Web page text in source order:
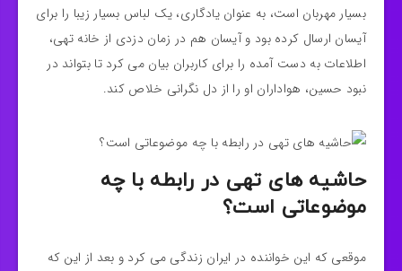
بسیار مهربان است، به عنوان یادگاری، یک لباس بسیار زیبا را برای
آیسان ارسال کرده بود و آیسان هم در زمان دزدی از خانه تهی،
اطلاعات به دست آمده را برای کاربران بیان می کرد تا بتواند در
نبود حسین، هواداران او را از دل نگرانی خلاص کند.
حاشیه های تهی در رابطه با چه
موضوعاتی است؟
موقعی که این خواننده در ایران زندگی می کرد و بعد از این که